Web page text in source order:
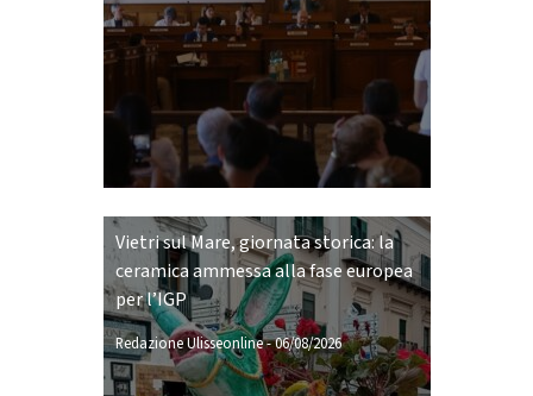
Vietri sul Mare, giornata storica: la
ceramica ammessa alla fase europea
per l’IGP
Redazione Ulisseonline-06/08/2026